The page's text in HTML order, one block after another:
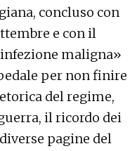
concluso con
e con il
maligna»
per non finire
del regime,
il ricordo dei
pagine del